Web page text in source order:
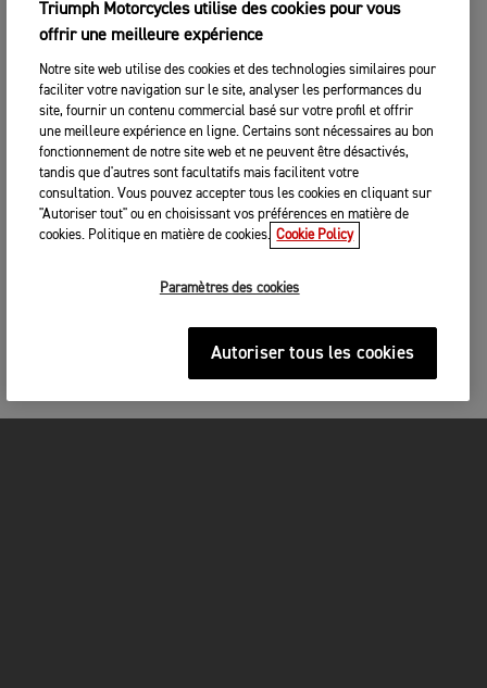
Triumph Motorcycles utilise des cookies pour vous
offrir une meilleure expérience
Notre site web utilise des cookies et des technologies similaires pour
faciliter votre navigation sur le site, analyser les performances du
site, fournir un contenu commercial basé sur votre profil et offrir
une meilleure expérience en ligne. Certains sont nécessaires au bon
fonctionnement de notre site web et ne peuvent être désactivés,
tandis que d'autres sont facultatifs mais facilitent votre
consultation. Vous pouvez accepter tous les cookies en cliquant sur
"Autoriser tout" ou en choisissant vos préférences en matière de
cookies. Politique en matière de cookies. Cookie Policy
Paramètres des cookies
Autoriser tous les cookies